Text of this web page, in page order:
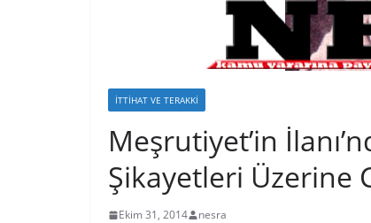
İTTIHAT VE TERAKKI
Meşrutiyet’in
Şikayetleri Üzerine
Ekim 31, 2014 nesra